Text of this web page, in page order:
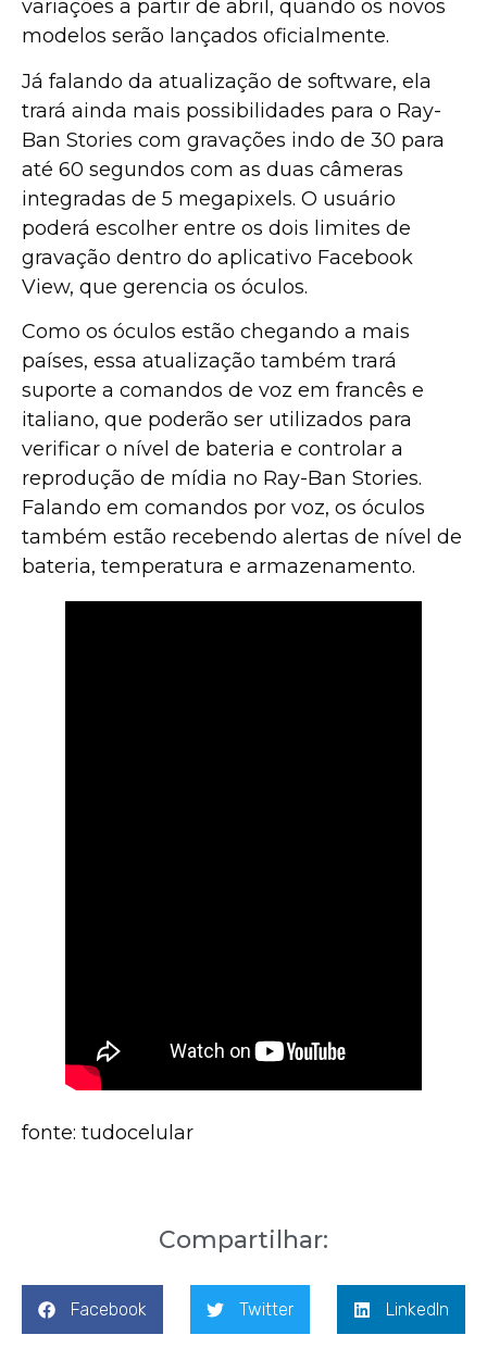
variações a partir de abril, quando os novos
modelos serão lançados oficialmente.
Já falando da atualização de software, ela
trará ainda mais possibilidades para o Ray-
Ban Stories com gravações indo de 30 para
até 60 segundos com as duas câmeras
integradas de 5 megapixels. O usuário
poderá escolher entre os dois limites de
gravação dentro do aplicativo Facebook
View, que gerencia os óculos.
Como os óculos estão chegando a mais
países, essa atualização também trará
suporte a comandos de voz em francês e
italiano, que poderão ser utilizados para
verificar o nível de bateria e controlar a
reprodução de mídia no Ray-Ban Stories.
Falando em comandos por voz, os óculos
também estão recebendo alertas de nível de
bateria, temperatura e armazenamento.
fonte: tudocelular
Compartilhar:
Facebook Twitter LinkedIn